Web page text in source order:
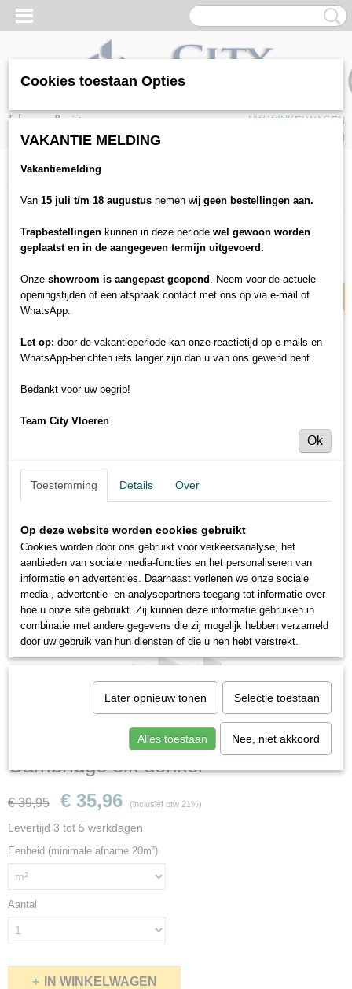
Inloggen Registreren
UW WINKELWAGEN
(0)
Home
Cambridge eik donker
Quickstep Largo LPU1664
Cambridge eik donker
€ 39,95 € 35,96 (inclusief btw 21%)
Levertijd 3 tot 5 werkdagen
Eenheid (minimale afname 20m²)
Aantal
IN WINKELWAGEN
Cookies toestaan Opties
VAKANTIE MELDING
Vakantiemelding
Van 15 juli t/m 18 augustus nemen wij geen bestellingen aan.
Trapbestellingen kunnen in deze periode wel gewoon worden
geplaatst en in de aangegeven termijn uitgevoerd.
Onze showroom is aangepast geopend . Neem voor de actuele
openingstijden of een afspraak contact met ons op via e-mail of
WhatsApp.
Let op: door de vakantieperiode kan onze reactietijd op e-mails en
WhatsApp-berichten iets langer zijn dan u van ons gewend bent.
Bedankt voor uw begrip!
Team City Vloeren
Ok
Toestemming Details Over
Op deze website worden cookies gebruikt
Cookies worden door ons gebruikt voor verkeersanalyse, het
aanbieden van sociale media-functies en het personaliseren van
informatie en advertenties. Daarnaast verlenen we onze sociale
media-, advertentie- en analysepartners toegang tot informatie over
hoe u onze site gebruikt. Zij kunnen deze informatie gebruiken in
combinatie met andere gegevens die zij mogelijk hebben verzameld
door uw gebruik van hun diensten of die u hen hebt verstrekt.
Later opnieuw tonen Selectie toestaan
Alles toestaan Nee, niet akkoord